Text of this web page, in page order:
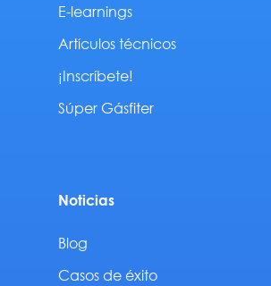
E-learnings
Artículos técnicos
¡Inscríbete!
Súper Gásfiter
Noticias
Blog
Casos de éxito